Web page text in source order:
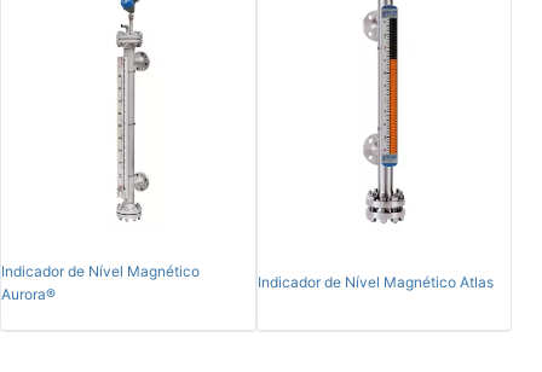
Indicador de Nível Magnético
Aurora®
Indicador de Nível Magnético Atlas